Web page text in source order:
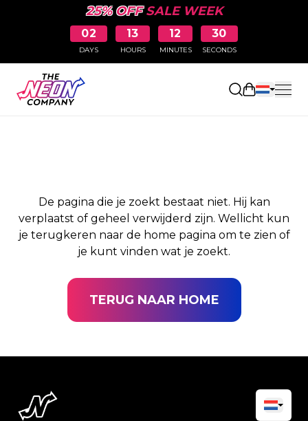
25% OFFSALE WEEK
02
DAYS
13
HOURS
12
MINUTES
30
SECONDS
PAGINA NIET
De pagina die je zoekt bestaat niet. Hij kan
verplaatst of geheel verwijderd zijn. Wellicht kun
je terugkeren naar de home pagina om te zien of
je kunt vinden wat je zoekt.
TERUG NAAR HOME